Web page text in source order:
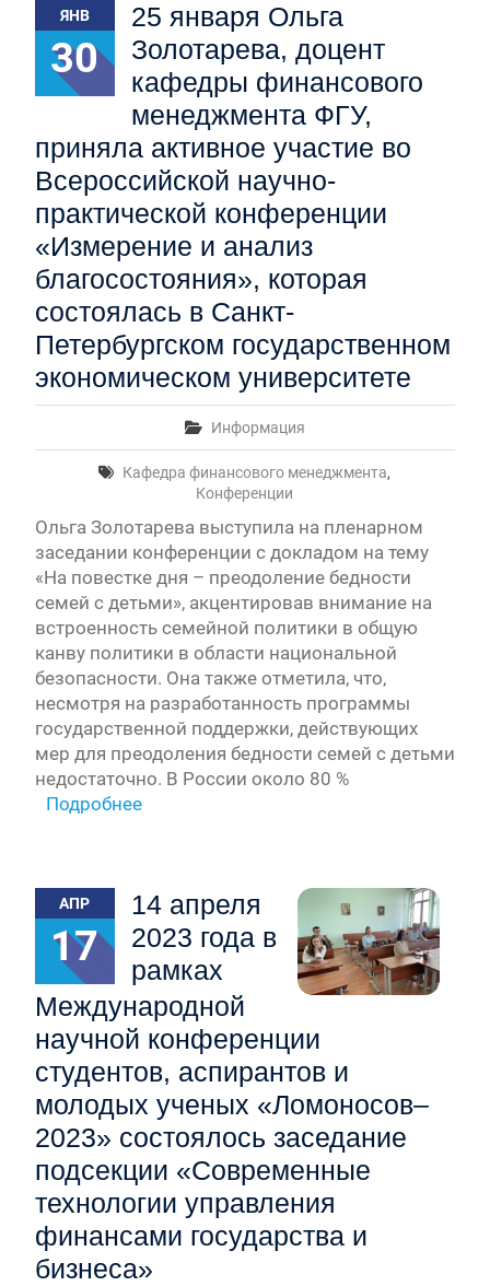
ЯНВ
30
25 января Ольга
Золотарева, доцент
кафедры финансового
менеджмента ФГУ,
приняла активное участие во
Всероссийской научно-
практической конференции
«Измерение и анализ
благосостояния», которая
состоялась в Санкт-
Петербургском государственном
экономическом университете
Информация
Кафедра финансового менеджмента,
Конференции
Ольга Золотарева выступила на пленарном
заседании конференции с докладом на тему
«На повестке дня – преодоление бедности
семей с детьми», акцентировав внимание на
встроенность семейной политики в общую
канву политики в области национальной
безопасности. Она также отметила, что,
несмотря на разработанность программы
государственной поддержки, действующих
мер для преодоления бедности семей с детьми
недостаточно. В России около 80 %
Подробнее
АПР
17
14 апреля
2023 года в
рамках
Международной
научной конференции
студентов, аспирантов и
молодых ученых «Ломоносов–
2023» состоялось заседание
подсекции «Современные
технологии управления
финансами государства и
бизнеса»